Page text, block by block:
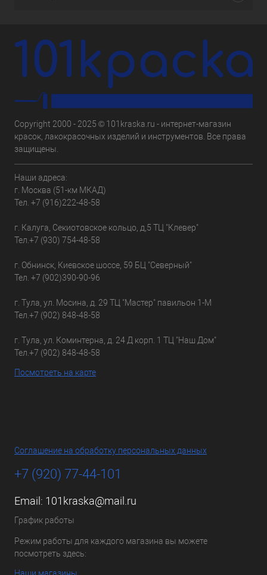
Copyright 2000 - 2025 © 101kraska.ru - интернет-магазин
красок, лакокрасочных изделий и инструментов. Все права
защищены.
Наши адреса:
г. Москва (51-км МКАД)
Тел. +7 (916)222-48-58
г. Калуга, Секиотовское кольцо, д,5 ТЦ "Клевер"
Тел. +7 (930) 754-48-58
г. Обнинск, Киевское шоссе, 59 БЦ "Северный"
Тел. +7 (902)390-90-96
г. Тула, ул. Мосина, д. 29 ТЦ "Мастер" павильон 1-М
Тел. +7 (902) 848-48-58
г. Тула, ул. Коминтерна, д. 24 Д корп. 1 ТЦ "Наш Дом"
Тел. +7 (902) 848-48-58
Посмотреть на карте
Соглашение на обработку персональных данных
+7 (920) 77-44-101
Email: 101kraska@mail.ru
График работы
Режим работы для каждого магазина вы можете
посмотреть здесь:
Наши магазины